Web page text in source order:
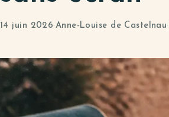
14 juin 2026·Anne-Louise de Castelnau·